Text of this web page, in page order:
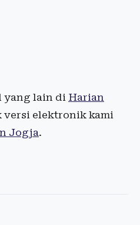
yang lain di Harian
versi elektronik kami
Jogja.